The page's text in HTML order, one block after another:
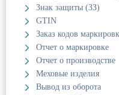
Знак защиты (ЗЗ)
GTIN
Заказ кодов
Отчет о маркировке
Отчет о производстве
Меховые изделия
Вывод из оборота